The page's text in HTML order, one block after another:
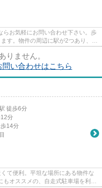
らお気軽にお問い合わせ下さい。歩
す。物件の周辺に駅が2つあり、よ
りません。
い合わせはこちら
徒歩6分
12分
歩14分
て便利。平坦な場所にある物件な
もオススメの、自走式駐車場を利用